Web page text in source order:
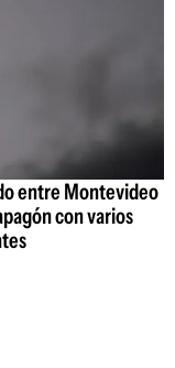
entre Montevideo
con varios